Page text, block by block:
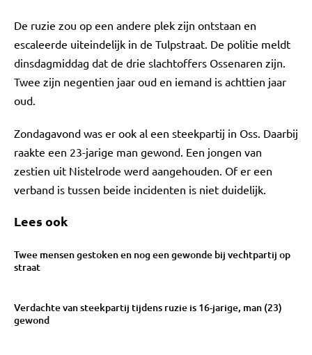
De ruzie zou op een andere plek zijn ontstaan en
escaleerde uiteindelijk in de Tulpstraat. De politie meldt
dinsdagmiddag dat de drie slachtoffers Ossenaren zijn.
Twee zijn negentien jaar oud en iemand is achttien jaar
oud.
Zondagavond was er ook al een steekpartij in Oss. Daarbij
raakte een 23-jarige man gewond. Een jongen van
zestien uit Nistelrode werd aangehouden. Of er een
verband is tussen beide incidenten is niet duidelijk.
Lees ook
Twee mensen gestoken en nog een gewonde bij vechtpartij op
straat
Verdachte van steekpartij tijdens ruzie is 16-jarige, man (23)
gewond